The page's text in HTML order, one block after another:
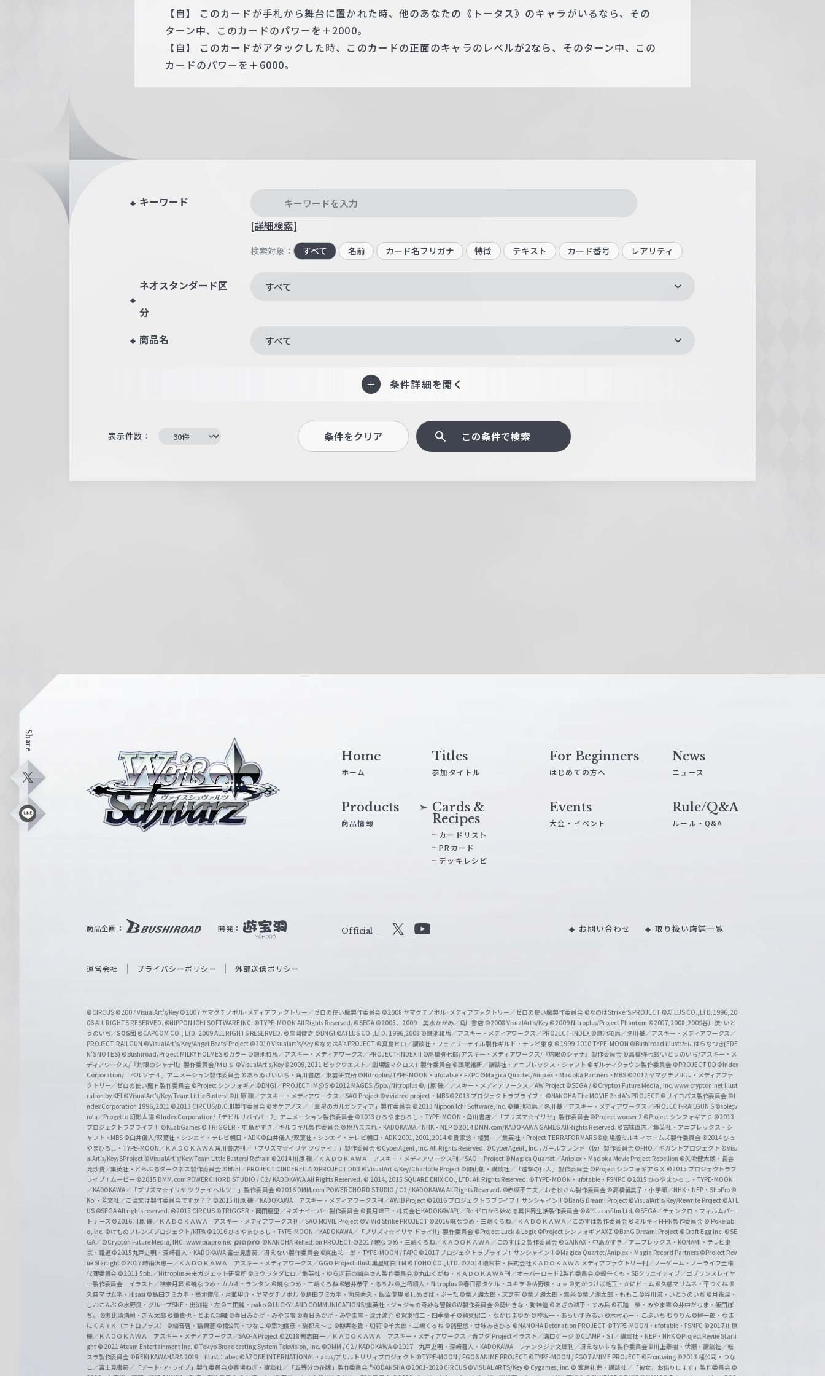
【自】 このカードが手札から舞台に置かれた時、他のあなたの《トータス》のキャラがいるなら、その
ターン中、このカードのパワーを＋2000。
【自】 このカードがアタックした時、このカードの正面のキャラのレベルが2なら、そのターン中、この
カードのパワーを＋6000。
キーワード
[詳細検索]
検索対象： すべて 名前 カード名フリガナ 特徴 テキスト カード番号 レアリティ
ネオスタンダード区
分
すべて
商品名 すべて
条件詳細を開く
表示件数： 条件をクリア この条件で検索
Share
X
L
ス
W
i
c
h
w
a
r
z
Home
ホーム
Titles
参加タイトル
For Beginners
はじめての方へ
News
ニュース
Products
商品情報
Cards &
Recipes
カードリスト
PRカード
デッキレシピ
Events
大会・イベント
Rule/Q&A
ルール・Q&A
商品企画： 開発： Official
Y
b
e
O
f
f
i
c
i
a
l
C
h
a
n
n
e
l
お問い合わせ 取り扱い店舗一覧
運営会社 プライバシーポリシー 外部送信ポリシー
©CIRCUS ©2007 VisualArt's/Key ©2007 ヤマグチノボル･メディアファクトリー／ゼロの使い魔製作委員会 ©2008 ヤマグチノボル･メディアファクトリー／ゼロの使い魔製作委員会 ©なのはStrikerS PROJECT ©ATLUS CO.,LTD.1996,20
06 ALL RIGHTS RESERVED. ©NIPPON ICHI SOFTWARE INC. ©TYPE-MOON All Rights Reserved. ©SEGA ©2005、2009 美水かがみ／角川書店 ©2008 VisualArt's/Key ©2009 Nitroplus/Project Phantom ©2007,2008,2009谷川流･いと
うのいぢ／SOS団 ©CAPCOM CO., LTD. 2009 ALL RIGHTS RESERVED. ©窪岡俊之 ©BNGI ©ATLUS CO.,LTD. 1996,2008 ©鎌池和馬／アスキー・メディアワークス／PROJECT-INDEX ©鎌池和馬／冬川基／アスキー・メディアワークス／
PROJECT-RAILGUN ©VisualArt's/Key/Angel Beats! Project ©2010 Visualart's/Key ©なのはA's PROJECT ©真島ヒロ／講談社・フェアリーテイル製作ギルド・テレビ東京 ©1999-2010 TYPE-MOON ©Bushiroad illust:たにはらなつき(EDE
N'S NOTES) ©Bushiroad/Project MILKY HOLMES ©カラー ©鎌池和馬／アスキー・メディアワークス／PROJECT-INDEX II ©高橋弥七郎/アスキー・メディアワークス/『灼眼のシャナ』製作委員会 ©高橋弥七郎/いとうのいぢ/アスキー・メ
ディアワークス/『灼眼のシャナII』製作委員会/ＭＢＳ ©VisualArt's/Key©2009,2011 ビックウエスト／劇場版マクロスＦ製作委員会 ©西尾維新／講談社・アニプレックス・シャフト ©ギルティクラウン製作委員会 ©PROJECT DD ©Index
Corporation/「ペルソナ４」アニメーション製作委員会 ©あらゐけいいち・角川書店／東雲研究所 ©Nitroplus/TYPE-MOON・ufotable・FZPC ©Magica Quartet/Aniplex・Madoka Partners・MBS ©2012 ヤマグチノボル・メディアファ
クトリー／ゼロの使い魔Ｆ製作委員会 ©Project シンフォギア ©BNGI／PROJECT iM@S ©2012 MAGES./5pb./Nitroplus ©川原 礫／アスキー・メディアワークス／AW Project ©SEGA / ©Crypton Future Media, Inc. www.crypton.net Illust
ration by KEI ©VisualArt's/Key/Team Little Busters! ©川原 礫／アスキー・メディアワークス／SAO Project ©vividred project・MBS ©2013 プロジェクトラブライブ！ ©NANOHA The MOVIE 2nd A's PROJECT ©サイコパス製作委員会 ©I
ndex Corporation 1996,2011 ©2013 CIRCUS/D.C.III製作委員会 ©オケアノス／「翠星のガルガンティア」製作委員会 ©2013 Nippon Ichi Software, Inc. ©鎌池和馬／冬川基／アスキー・メディアワークス／PROJECT-RAILGUN S ©sole;v
iola／Progetto 幻影太陽 ©Index Corporation/「デビルサバイバー2」アニメーション製作委員会 ©2013 ひろやまひろし・TYPE-MOON・角川書店／「プリズマ☆イリヤ」製作委員会©Project wooser 2 ©Project シンフォギアＧ ©2013
プロジェクトラブライブ！ ©KLabGames © TRIGGER・中島かずき／キルラキル製作委員会 ©橙乃ままれ・KADOKAWA／NHK・NEP ©2014 DMM.com/KADOKAWA GAMES All Rights Reserved. ©古味直志／集英社・アニプレックス・シ
ャフト・MBS ©臼井儀人/双葉社・シンエイ・テレビ朝日・ADK ©臼井儀人/双葉社・シンエイ・テレビ朝日・ADK 2001,2002,2014 ©貴家悠・橘賢一／集英社・Project TERRAFORMARS©劇場版ミルキィホームズ製作委員会 ©2014 ひろ
やまひろし・TYPE-MOON／ＫＡＤＯＫＡＷＡ 角川書店刊／「プリズマ☆イリヤ ツヴァイ！」製作委員会 ©CyberAgent, Inc. All Rights Reserved. ©CyberAgent, Inc. /ガールフレンド（仮）製作委員会©FHO／ギガントプロジェクト ©Visu
alArt's/Key/SProject ©VisualArt's/Key/Team Little Busters! Refrain ©2014 川原 礫／ＫＡＤＯＫＡＷＡ アスキー・メディアワークス刊／SAOⅡ Project ©Magica Quartet／Aniplex・Madoka Movie Project Rebellion ©矢吹健太朗・長谷
見沙貴／集英社・とらぶるダークネス製作委員会 ©BNEI／PROJECT CINDERELLA ©PROJECT DD3 ©VisualArt's/Key/Charlotte Project ©諫山創・講談社／「進撃の巨人」製作委員会 ©Project シンフォギアＧＸ ©2015 プロジェクトラブ
ライブ！ムービー ©2015 DMM.com POWERCHORD STUDIO / C2 / KADOKAWA All Rights Reserved. © 2014, 2015 SQUARE ENIX CO., LTD. All Rights Reserved. ©TYPE-MOON・ufotable・FSNPC ©2015 ひろやまひろし・TYPE-MOON
／KADOKAWA／「プリズマ☆イリヤ ツヴァイ ヘルツ！」製作委員会 ©2016 DMM.com POWERCHORD STUDIO / C2 / KADOKAWA All Rights Reserved. ©赤塚不二夫／おそ松さん製作委員会 ©高橋留美子・小学館／NHK・NEP・ShoPro ©
Koi・芳文社／ご注文は製作委員会ですか？？ ©2015 川原 礫／KADOKAWA アスキー・メディアワークス刊／AWIB Project ©2016 プロジェクトラブライブ！サンシャイン!! ©BanG Dream! Project ©VisualArt's/Key/Rewrite Project ©ATL
US ©SEGA All rights reserved. ©2015 CIRCUS ©TRIGGER・岡田麿里／キズナイーバー製作委員会 ©長月達平・株式会社KADOKAWA刊／Re:ゼロから始める異世界生活製作委員会 ©&™Lucasfilm Ltd. ©SEGA／チェンクロ・フィルムパー
トナーズ©2016 川原 礫／ＫＡＤＯＫＡＷＡ アスキー・メディアワークス刊／SAO MOVIE Project ©ViVid Strike PROJECT ©2016 暁なつめ・三嶋くろね／ＫＡＤＯＫＡＷＡ／このすば製作委員会 ©ミルキィFFPN製作委員会 © Pokelab
o, Inc. ©けものフレンズプロジェクト/KFPA ©2016 ひろやまひろし・TYPE-MOON／KADOKAWA／「プリズマ☆イリヤ ドライ!!」製作委員会 ©Project Luck & Logic ©Project シンフォギアAXZ ©BanG Dream! Project ©Craft Egg Inc. ©SE
GA／ ©Crypton Future Media, INC. www.piapro.net
©NANOHA Reflection PROJECT ©2017 暁なつめ・三嶋くろね／ＫＡＤＯＫＡＷＡ／このすば２製作委員会 ©GAINAX・中島かずき／アニプレックス・KONAMI・テレビ東
京・電通 ©2015丸戸史明・深崎暮人・KADOKAWA 富士見書房／冴えない製作委員会 ©東出祐一郎・TYPE-MOON / FAPC ©2017 プロジェクトラブライブ！サンシャイン!! ©Magica Quartet/Aniplex・Magia Record Partners ©Project Rev
ue Starlight ©2017 時雨沢恵一／ＫＡＤＯＫＡＷＡ アスキー・メディアワークス／GGO Project illust.黒星紅白 TM ©TOHO CO., LTD. ©2014 榎宮祐・株式会社ＫＡＤＯＫＡＷＡ メディアファクトリー刊／ノーゲーム・ノーライフ全権
代理委員会 ©2011 5pb.／Nitroplus 未来ガジェット研究所 ©ミウラタダヒロ／集英社・ゆらぎ荘の幽奈さん製作委員会©丸山くがね・ＫＡＤＯＫＡＷＡ刊／オーバーロード2製作委員会 ©蝸牛くも・SBクリエイティブ／ゴブリンスレイヤ
ー製作委員会 イラスト／神奈月昇 ©暁なつめ・カカオ・ランタン ©暁なつめ・三嶋くろね ©岩井恭平・るろお ©上栖綴人・Nitroplus ©春日部タケル・ユキヲ ©枯野瑛・ｕｅ ©気がつけば毛玉・かにビーム ©久慈マサムネ・平つくね ©
久慈マサムネ・Hisasi ©島田フミカネ・築地俊彦・月並甲介・ヤマグチノボル ©島田フミカネ・南房秀久・飯沼俊規 ©しめさば・ぶーた ©竜ノ湖太郎・天之有 ©竜ノ湖太郎・焦茶 ©竜ノ湖太郎・ももこ ©谷川流・いとうのいぢ ©月夜涙・
しおこんぶ ©水野良・グループSNE・出渕裕・左©三田誠・pako ©LUCKY LAND COMMUNICATIONS/集英社・ジョジョの奇妙な冒険GW製作委員会 ©葵せきな・狗神煌 ©あざの耕平・すみ兵 ©石踏一榮・みやま零 ©井中だちま・飯田ぽ
ち。
©恵比須清司・ぎん太郎 ©鏡貴也・とよた瑣織 ©春日みかげ・みやま零 ©春日みかげ・みやま零・深井涼介 ©賀東招二・四季童子 ©賀東招二・なかじまゆか ©神坂一・あらいずみるい ©木村心一・こぶいち むりりん ©榊一郎・なま
にくＡＴＫ（ニトロプラス） ©細音啓・猫鍋蒼 ©橘公司・つなこ ©築地俊彦・駒都え～じ ©柳実冬貴・切符 ©羊太郎・三嶋くろね ©諸星悠・甘味みきひろ ©NANOHA Detonation PROJECT ©TYPE-MOON・ufotable・FSNPC ©2017 川原
礫／ＫＡＤＯＫＡＷＡ アスキー・メディアワークス／SAO-A Project ©2018 鴨志田 一／ＫＡＤＯＫＡＷＡ アスキー・メディアワークス／青ブタ Project イラスト／溝口ケージ ©CLAMP・ST／講談社・NEP・NHK ©Project Revue Starli
ght © 2021 Ateam Entertainment Inc. ©Tokyo Broadcasting System Television, Inc. ©DMM / C2 / KADOKAWA ©2017 丸戸史明・深崎暮人・KADOKAWA ファンタジア文庫刊／冴えない♭な製作委員会©川上泰樹・伏瀬・講談社／転
スラ製作委員会 ©REKI KAWAHARA 2019 illust：abec ©AZONE INTERNATIONAL・acus/アサルトリリィプロジェクト ©TYPE-MOON / FGO6 ANIME PROJECT ©TYPE-MOON / FGO7 ANIME PROJECT ©Frontwing ©2013 橘公司・つな
こ／富士見書房／「デート･ア･ライブ」製作委員会©春場ねぎ・講談社／「五等分の花嫁」製作委員会 ®KODANSHA ©2001-2020 CIRCUS ©VISUAL ARTS/Key © Cygames, Inc. © 宮島礼吏・講談社／「彼女、お借りします」製作委員会 ©